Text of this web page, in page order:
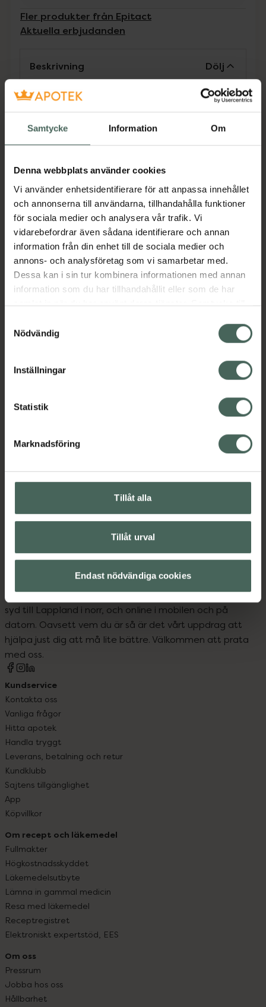
Samtycke Information Om
Denna webbplats använder cookies
Vi använder enhetsidentifierare för att anpassa innehållet
och annonserna till användarna, tillhandahålla funktioner
för sociala medier och analysera vår trafik. Vi
vidarebefordrar även sådana identifierare och annan
information från din enhet till de sociala medier och
annons- och analysföretag som vi samarbetar med.
Dessa kan i sin tur kombinera informationen med annan
information som du har tillhandahållit eller som de har
samlat in när du har använt deras tjänster. Samtycke till
återkalla ditt samtycke via webbplatsens
cookieinställningar. Ett återkallat samtycke påverkar inte
lagligheten av behandling som skett innan återkallelsen.
Nödvändig
Inställningar
Statistik
Marknadsföring
Tillåt alla
Tillåt urval
Endast nödvändiga cookies
Fler produkter från Epitact
Aktuella erbjudanden
Beskrivning Dölj
CE-märkning att produkten är
Förebygger och lindra plantar fasciit,
hälsporre. Minska ansträngning på ryggraden
när du går. Storlek S passar skostorlek 36-40.
Jämförpris 205 kr /par
EAN:
03660396016015
Kategorier:
FotvårdHänder och fötter
Inlägg och sulor vid hälsporre och andra
fotproblem
Fotvård
Händer och fötter
Inlägg och sulor vid hälsporre och andra
fotproblem
Kronans Apotek finns här för dig. Du hittar oss från Skåne i
syd till Lappland i norr, och online i mobilen och på
datorn. Oavsett vem du är så är det vårt uppdrag att
hjälpa just dig att må lite bättre. Välkommen att prata
med oss.
Kundservice
Kontakta oss
Vanliga frågor
Hitta apotek
Handla tryggt
Leverans, betalning och retur
Kundklubb
Sajtens tillgänglighet
App
Köpvillkor
Om recept och läkemedel
Fullmakter
Högkostnadsskyddet
Läkemedelsutbyte
Lämna in gammal medicin
Resa med läkemedel
Receptregistret
Elektroniskt expertstöd, EES
Om oss
Pressrum
Jobba hos oss
Hållbarhet